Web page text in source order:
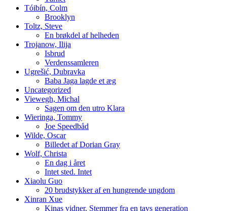
Tóibín, Colm
Brooklyn
Toltz, Steve
En brøkdel af helheden
Trojanow, Ilija
Isbrud
Verdenssamleren
Ugrešić, Dubravka
Baba Jaga lagde et æg
Uncategorized
Viewegh, Michal
Sagen om den utro Klara
Wieringa, Tommy
Joe Speedbåd
Wilde, Oscar
Billedet af Dorian Gray
Wolf, Christa
En dag i året
Intet sted. Intet
Xiaolu Guo
20 brudstykker af en hungrende ungdom
Xinran Xue
Kinas vidner. Stemmer fra en tavs generation